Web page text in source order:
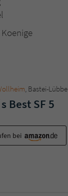
, Bastei-Lübbe
Best SF 5
bei